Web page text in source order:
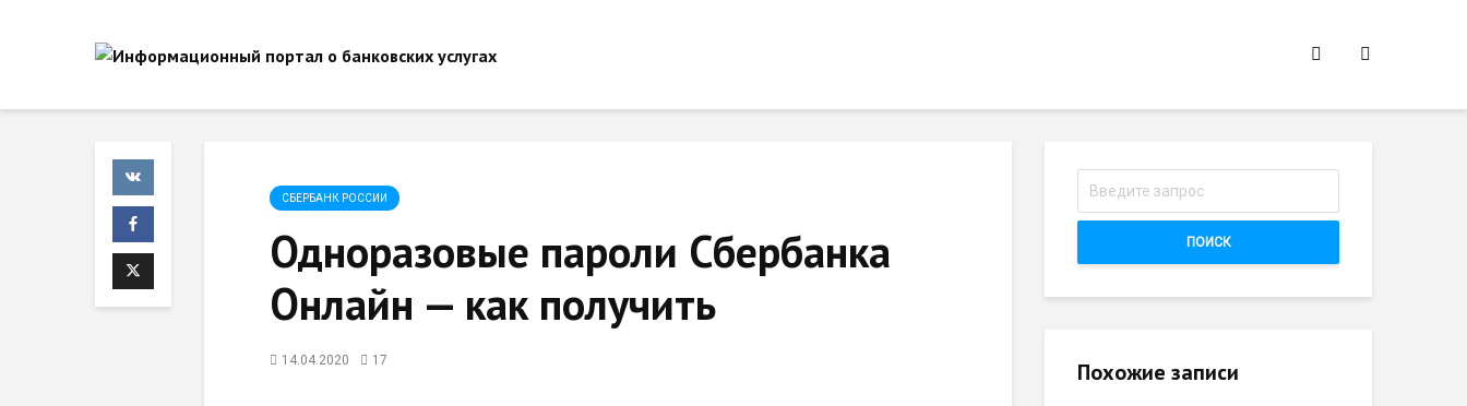
СБЕРБАНК РОССИИ
Одноразовые пароли Сбербанка
Онлайн — как получить
14.04.2020 17
ПОИСК
Похожие записи